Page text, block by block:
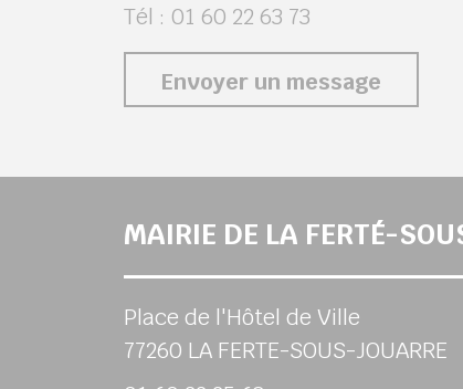
Tél : 01 60 22 63 73
Envoyer un message
MAIRIE DE LA FERTÉ-
Place de l'Hôtel de Ville
77260 LA FERTE-SOUS-JOUARRE